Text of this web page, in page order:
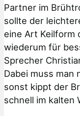
Partner im
sollte der
eine Art Keilform
wiederum für
Sprecher
Dabei muss man
sonst kippt der
schnell im kalten